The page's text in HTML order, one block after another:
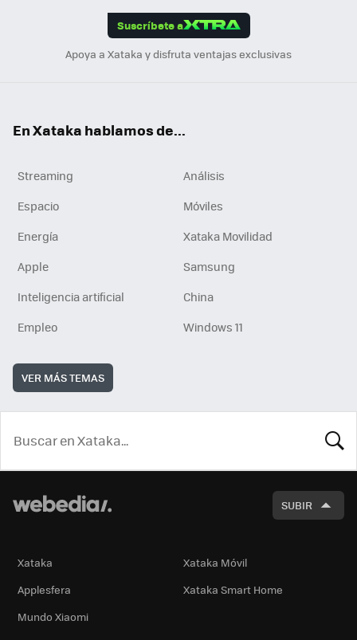
Suscríbete a
Apoya a Xataka y disfruta ventajas exclusivas
En Xataka hablamos de...
Streaming
Análisis
Espacio
Móviles
Energía
Xataka Movilidad
Apple
Samsung
Inteligencia artificial
China
Empleo
Windows 11
VER MÁS TEMAS
SUBIR
Xataka
Xataka Móvil
Applesfera
Xataka Smart Home
Mundo Xiaomi